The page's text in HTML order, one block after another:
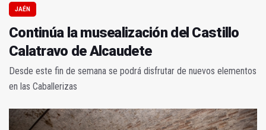
JAÉN
Continúa la musealización del Castillo
Calatravo de Alcaudete
Desde este fin de semana se podrá disfrutar de nuevos elementos
en las Caballerizas